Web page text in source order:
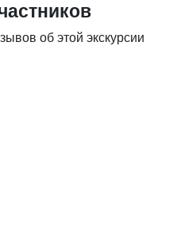
об этой экскурсии